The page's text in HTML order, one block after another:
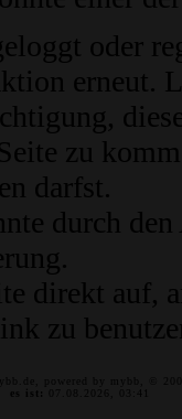
oder
erneut.
zu
darfst.
durch
direkt auf,
zu
es ist:
07.08.2026, 03:41